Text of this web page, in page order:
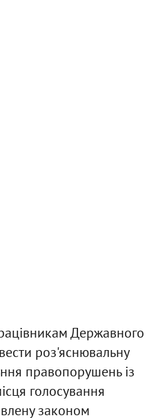
Державного
роз'яснювальну
правопорушень із
голосування
законом